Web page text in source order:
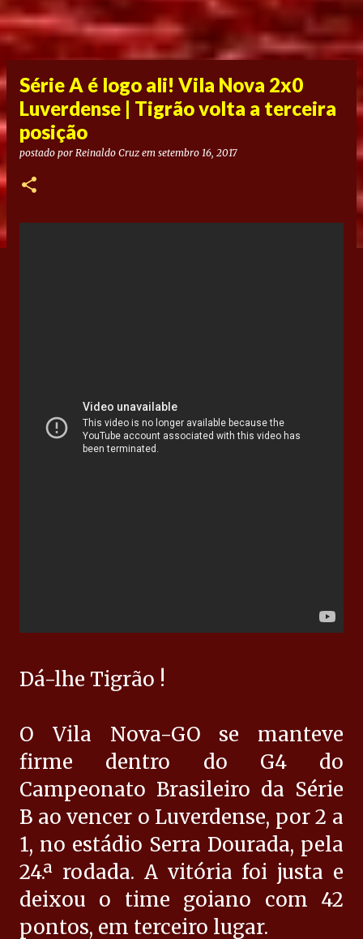
Série A é logo ali! Vila Nova 2x0
Luverdense | Tigrão volta a terceira
posição
postado por Reinaldo Cruz em setembro 16, 2017
Dá-lhe Tigrão !
O Vila Nova-GO se manteve
firme dentro do G4 do
Campeonato Brasileiro da Série
B ao vencer o Luverdense, por 2 a
1, no estádio Serra Dourada, pela
24.ª rodada. A vitória foi justa e
deixou o time goiano com 42
pontos, em terceiro lugar.